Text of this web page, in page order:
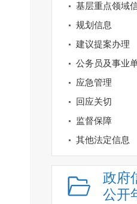
基层重点领域
规划信息
建议提案办理
公务员及事业
应急管理
回应关切
监督保障
其他法定信息
政府
公开